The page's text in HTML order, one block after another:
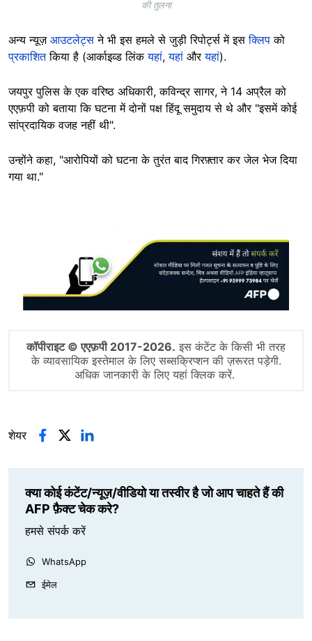
की तुलना
अन्य न्यूज़ आउटलेट्सने भी इस हमले से जुड़ी रिपोर्ट्स में इसक्लिपको
प्रकाशितकिया है (आर्काइव्ड लिंकयहां,यहां औरयहां).
जयपुर पुलिस के एक वरिष्ठ अधिकारी, कविन्द्र सागर, ने 14 अप्रैल को
एएफ़पी को बताया कि घटना में दोनों पक्ष हिंदू समुदाय से थे और "इसमें कोई
सांप्रदायिक वजह नहीं थी".
उन्होंने कहा, "आरोपियों को घटना के तुरंत बाद गिरफ़्तार कर जेल भेज दिया
गया था."
कॉपीराइट © एएफ़पी 2017-2026. इस कंटेंट के किसी भी तरह
के व्यावसायिक इस्तेमाल के लिए सब्सक्रिप्शन की ज़रूरत पड़ेगी.
अधिक जानकारी के लिए यहां क्लिक करें.
शेयर
क्या कोई कंटेंट/न्यूज़/वीडियो या तस्वीर है जो आप चाहते हैं की
AFP फ़ैक्ट चेक करे?
हमसे संपर्क करें
WhatsApp
ईमेल